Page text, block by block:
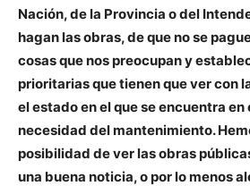
Nación, de la Provincia o del
hagan las obras, de que no se
cosas que nos preocupan y
prioritarias que tienen que ver con
el estado en el que se encuentra en
necesidad del mantenimiento.
posibilidad de ver las obras
una buena noticia, o por lo menos